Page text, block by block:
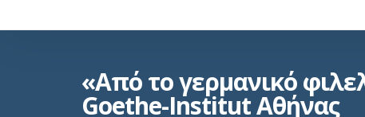
«Από το γερμανικό
Goethe-Institut Αθήνας